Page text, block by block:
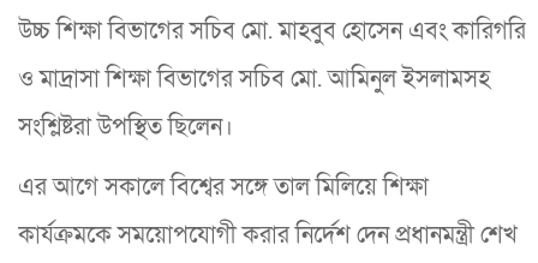
উচ্চ শিক্ষা বিভাগের সচিব মো. মাহবুব হোসেন এবং কারিগরি
ও মাদ্রাসা শিক্ষা বিভাগের সচিব মো. আমিনুল ইসলামসহ
সংশ্লিষ্টরা উপস্থিত ছিলেন।
এর আগে সকালে বিশ্বের সঙ্গে তাল মিলিয়ে শিক্ষা
কার্যক্রমকে সময়োপযোগী করার নির্দেশ দেন প্রধানমন্ত্রী শেখ